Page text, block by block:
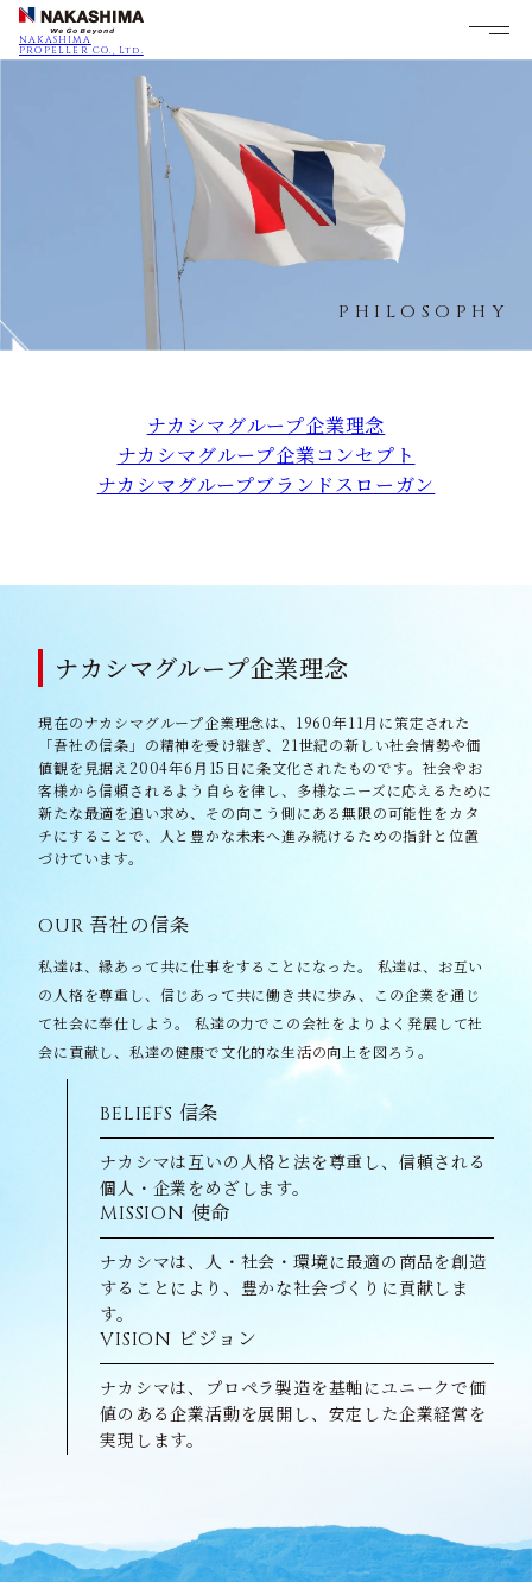
NAKASHIMA
PROPELLER CO., Ltd.
PHILOSOPHY
ナカシマグループ企業理念
ナカシマグループ企業コンセプト
ナカシマグループブランドスローガン
ナカシマグループ企業理念
現在のナカシマグループ企業理念は、1960年11月に策定された
「吾社の信条」の精神を受け継ぎ、21世紀の新しい社会情勢や価
値観を見据え2004年6月15日に条文化されたものです。社会やお
客様から信頼されるよう自らを律し、多様なニーズに応えるために
新たな最適を追い求め、その向こう側にある無限の可能性をカタ
チにすることで、人と豊かな未来へ進み続けるための指針と位置
づけています。
OUR 吾社の信条
私達は、縁あって共に仕事をすることになった。
私達は、お互い
の人格を尊重し、信じあって共に働き共に歩み、この企業を通じ
て社会に奉仕しよう。
私達の力でこの会社をよりよく発展して社
会に貢献し、私達の健康で文化的な生活の向上を図ろう。
BELIEFS 信条
ナカシマは互いの人格と法を尊重し、信頼される
個人・企業をめざします。
MISSION 使命
ナカシマは、人・社会・環境に最適の商品を創造
することにより、豊かな社会づくりに貢献しま
す。
VISION ビジョン
ナカシマは、プロペラ製造を基軸にユニークで価
値のある企業活動を展開し、安定した企業経営を
実現します。